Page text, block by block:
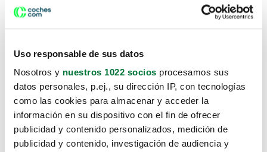
Uso responsable de sus datos
Nosotros y nuestros 1022 socios procesamos sus
datos personales, p.ej., su dirección IP, con tecnologías
como las cookies para almacenar y acceder la
información en su dispositivo con el fin de ofrecer
publicidad y contenido personalizados, medición de
publicidad y contenido, investigación de audiencia y
Lo sentimos, no sabemos como
te hemos traido hasta aquí.